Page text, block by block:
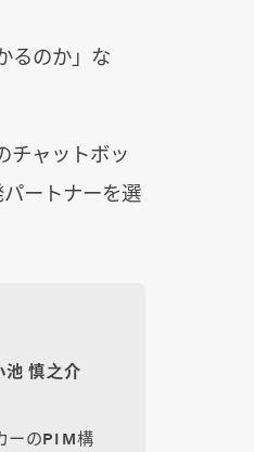
るのか」な
チャットボッ
ートナーを選
池 慎之介
ーのPIM構